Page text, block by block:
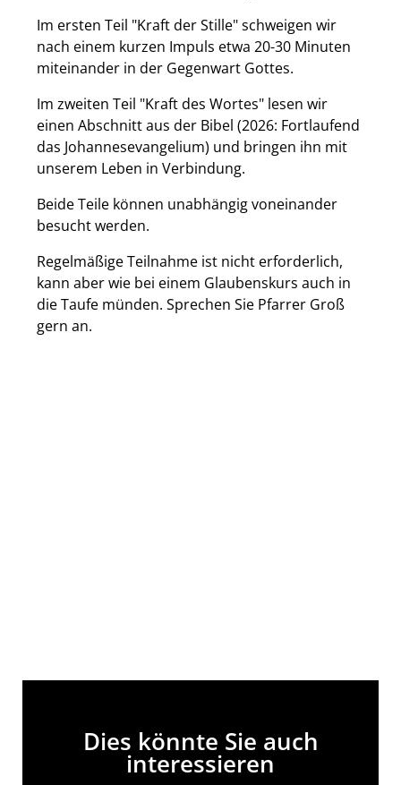
Im ersten Teil "Kraft der Stille" schweigen wir
nach einem kurzen Impuls etwa 20-30 Minuten
miteinander in der Gegenwart Gottes.
Im zweiten Teil "Kraft des Wortes" lesen wir
einen Abschnitt aus der Bibel (2026: Fortlaufend
das Johannesevangelium) und bringen ihn mit
unserem Leben in Verbindung.
Beide Teile können unabhängig voneinander
besucht werden.
Regelmäßige Teilnahme ist nicht erforderlich,
kann aber wie bei einem Glaubenskurs auch in
die Taufe münden. Sprechen Sie Pfarrer Groß
gern an.
Dies könnte Sie auch
interessieren